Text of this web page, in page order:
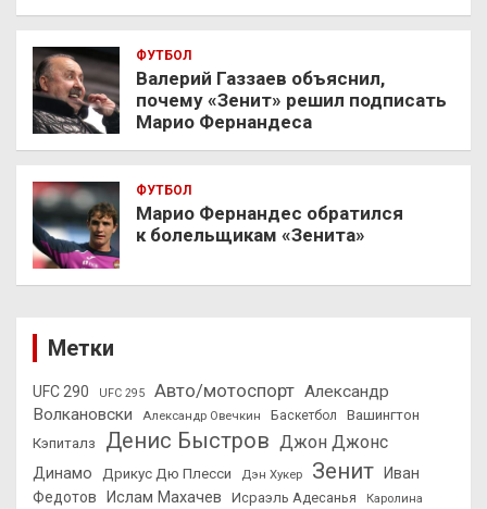
ФУТБОЛ
Валерий Газзаев объяснил,
почему «Зенит» решил подписать
Марио Фернандеса
ФУТБОЛ
Марио Фернандес обратился
к болельщикам «Зенита»
Метки
UFC 290 UFC 295 Авто/мотоспорт Александр
Волкановски
Александр Овечкин Баскетбол
Вашингтон
Кэпиталз
Денис Быстров Джон Джонс
Динамо Дрикус Дю Плесси Дэн Хукер Зенит
Иван
Федотов
Ислам Махачев Исраэль Адесанья
Каролина